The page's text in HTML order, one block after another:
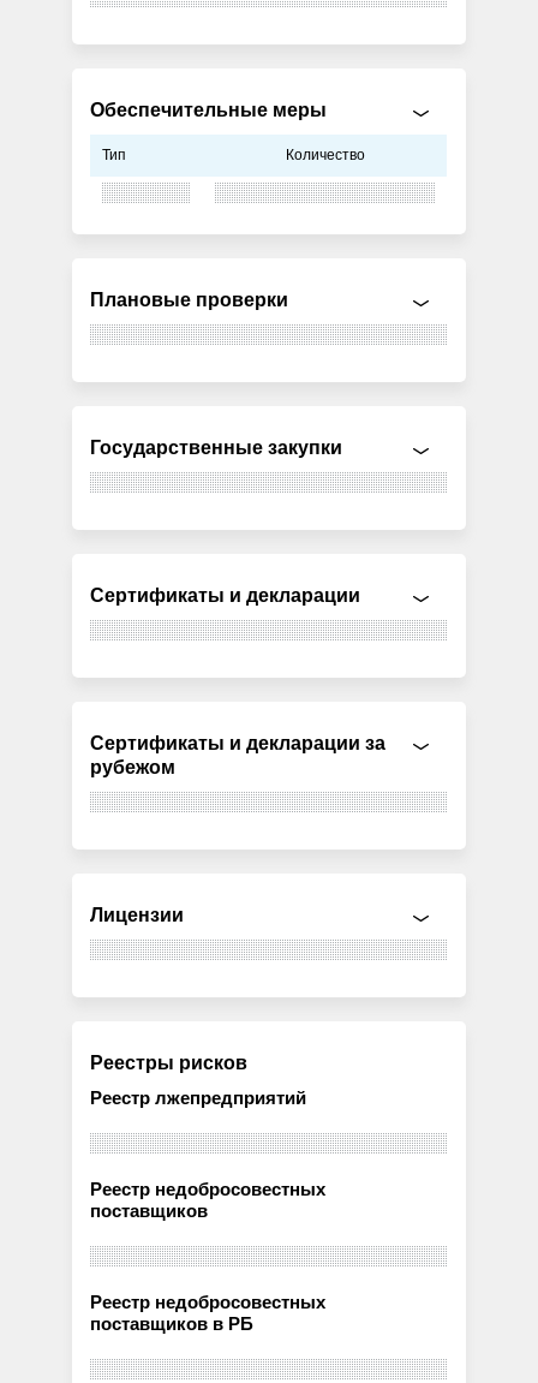
Обеспечительные меры
Тип Количество
Плановые проверки
Государственные закупки
Сертификаты и декларации
Сертификаты и декларации за
рубежом
Лицензии
Реестры рисков
Реестр лжепредприятий
Реестр недобросовестных
поставщиков
Реестр недобросовестных
поставщиков в РБ